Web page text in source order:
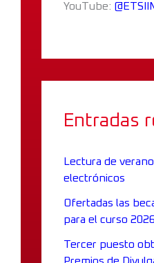
YouTube:
Entradas
Lectura de
electrónicos
Ofertadas las
para el curso
Tercer puesto